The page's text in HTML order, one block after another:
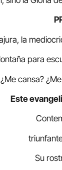
la
para
cansa?
Este
Su